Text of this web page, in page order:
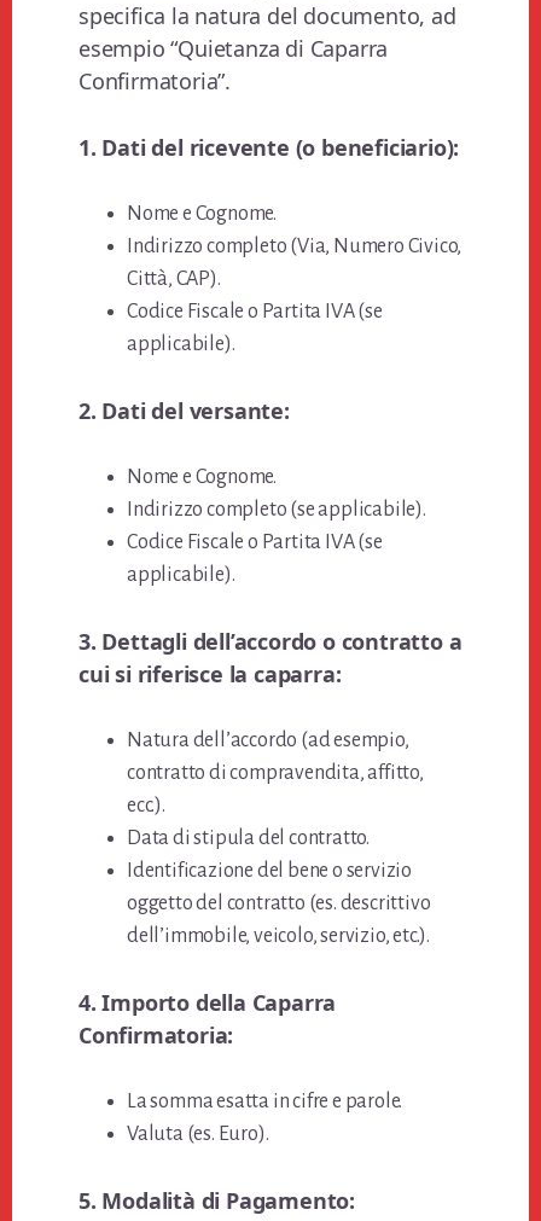
specifica la natura del documento, ad
esempio “Quietanza di Caparra
Confirmatoria”.
1. Dati del ricevente (o beneficiario):
Nome e Cognome.
Indirizzo completo (Via, Numero Civico,
Città, CAP).
Codice Fiscale o Partita IVA (se
applicabile).
2. Dati del versante:
Nome e Cognome.
Indirizzo completo (se applicabile).
Codice Fiscale o Partita IVA (se
applicabile).
3. Dettagli dell’accordo o contratto a
cui si riferisce la caparra:
Natura dell’accordo (ad esempio,
contratto di compravendita, affitto,
ecc.).
Data di stipula del contratto.
Identificazione del bene o servizio
oggetto del contratto (es. descrittivo
dell’immobile, veicolo, servizio, etc.).
4. Importo della Caparra
Confirmatoria:
La somma esatta in cifre e parole.
Valuta (es. Euro).
5. Modalità di Pagamento: